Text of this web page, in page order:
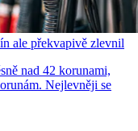
ale překvapivě zlevnil
nad 42 korunami,
Nejlevněji se